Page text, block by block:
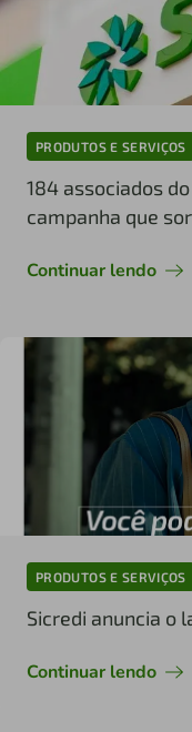
PRODUTOS E SERVIÇOS
184 associados
campanha que
Continuar lendo
PRODUTOS E SERVIÇOS
Sicredi anuncia o
Continuar lendo